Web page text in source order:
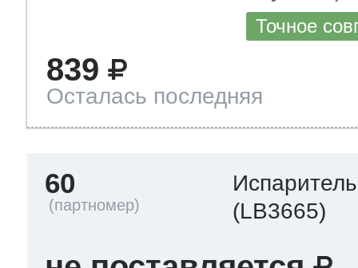
Точное
839
Осталась последняя
60
Испаритель
(LB3665)